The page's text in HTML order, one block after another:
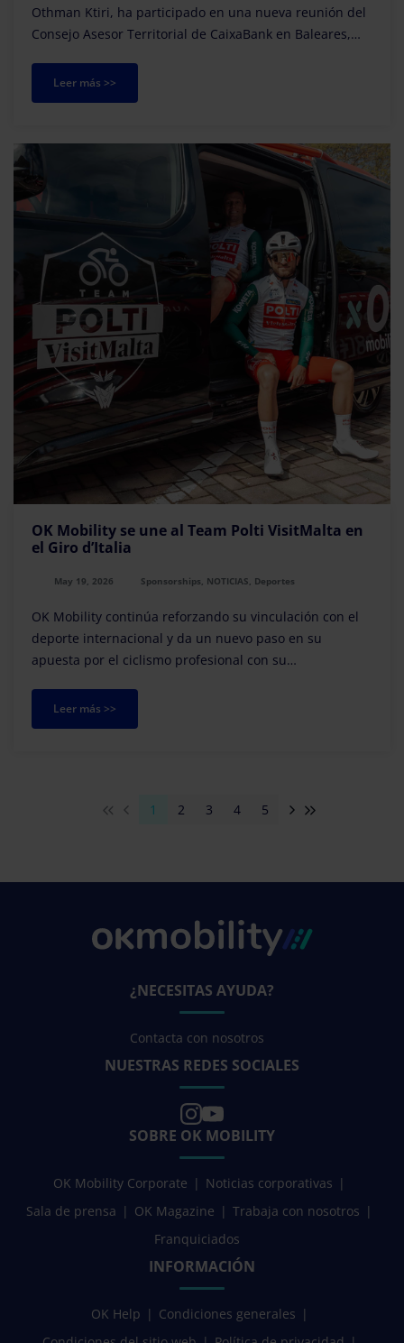
Othman Ktiri, ha participado en una nueva reunión del
Consejo Asesor Territorial de CaixaBank en Baleares,
empresarial de las islas.
Leer más >>
OK Mobility se une al Team Polti VisitMalta en
el Giro d’Italia
May 19, 2026 Sponsorships, NOTICIAS, Deportes
OK Mobility continúa reforzando su vinculación con el
deporte internacional y da un nuevo paso en su
apuesta por el ciclismo profesional con su
VisitMalta durante su participación en el Giro d’Italia.
Leer más >>
1 2 3 4 5
¿NECESITAS AYUDA?
Contacta con nosotros
NUESTRAS REDES SOCIALES
SOBRE OK MOBILITY
OK Mobility Corporate
Noticias corporativas
Sala de prensa
OK Magazine
Trabaja con nosotros
Franquiciados
INFORMACIÓN
OK Help
Condiciones generales